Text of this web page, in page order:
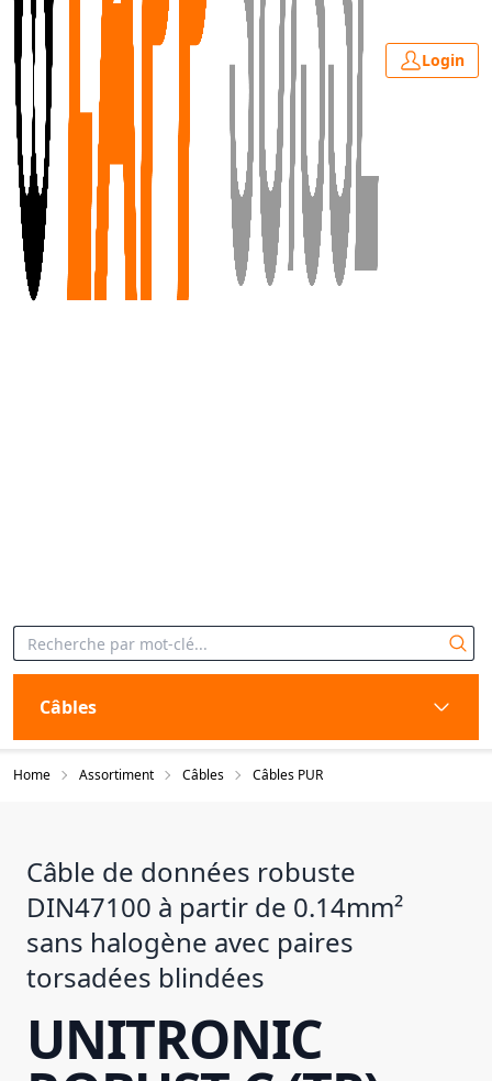
Login
Câbles
Home Assortiment Câbles Câbles PUR
Câble de données robuste
DIN47100 à partir de 0.14mm²
sans halogène avec paires
torsadées blindées
UNITRONIC